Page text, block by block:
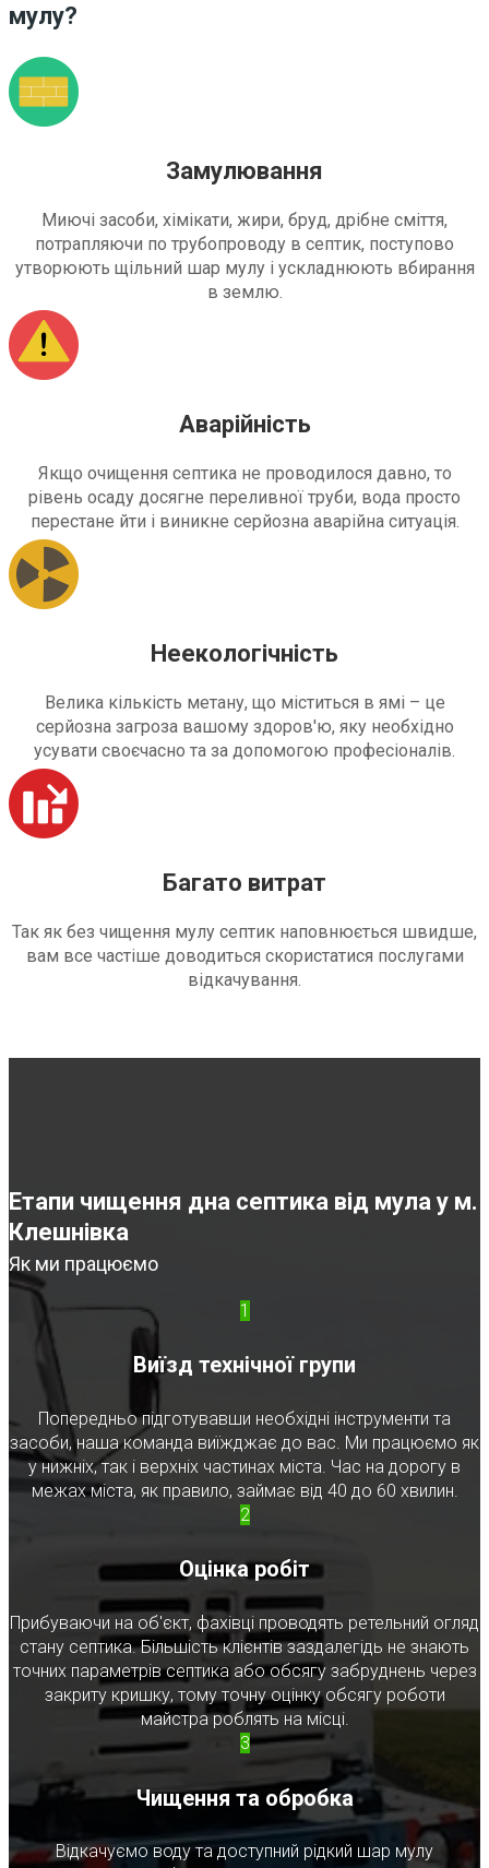
мулу?
Замулювання
Миючі засоби, хімікати, жири, бруд, дрібне сміття,
потрапляючи по трубопроводу в септик, поступово
утворюють щільний шар мулу і ускладнюють вбирання
в землю.
Аварійність
Якщо очищення септика не проводилося давно, то
рівень осаду досягне переливної труби, вода просто
перестане йти і виникне серйозна аварійна ситуація.
Неекологічність
Велика кількість метану, що міститься в ямі – це
серйозна загроза вашому здоров'ю, яку необхідно
усувати своєчасно та за допомогою професіоналів.
Багато витрат
Так як без чищення мулу септик наповнюється швидше,
вам все частіше доводиться скористатися послугами
відкачування.
Етапи чищення дна септика від мула у м.
Клешнівка
Як ми працюємо
1
Виїзд технічної групи
Попередньо підготувавши необхідні інструменти та
засоби, наша команда виїжджає до вас. Ми працюємо як
у нижніх, так і верхніх частинах міста. Час на дорогу в
межах міста, як правило, займає від 40 до 60 хвилин.
2
Оцінка робіт
Прибуваючи на об'єкт, фахівці проводять ретельний огляд
стану септика. Більшість клієнтів заздалегідь не знають
точних параметрів септика або обсягу забруднень через
закриту кришку, тому точну оцінку обсягу роботи
майстра роблять на місці.
3
Чищення та обробка
Відкачуємо воду та доступний рідкий шар мулу